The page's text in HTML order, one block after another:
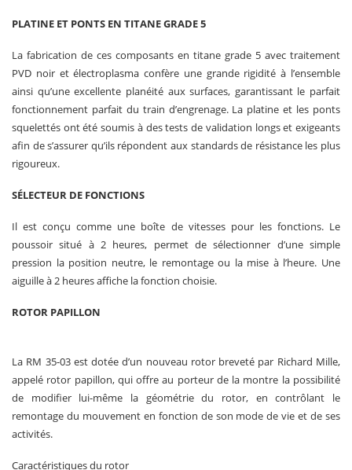
PLATINE ET PONTS EN TITANE GRADE 5
La fabrication de ces composants en titane grade 5 avec traitement
PVD noir et électroplasma confère une grande rigidité à l’ensemble
ainsi qu’une excellente planéité aux surfaces, garantissant le parfait
fonctionnement parfait du train d’engrenage. La platine et les ponts
squelettés ont été soumis à des tests de validation longs et exigeants
afin de s’assurer qu’ils répondent aux standards de résistance les plus
rigoureux.
SÉLECTEUR DE FONCTIONS
Il est conçu comme une boîte de vitesses pour les fonctions. Le
poussoir situé à 2 heures, permet de sélectionner d’une simple
pression la position neutre, le remontage ou la mise à l’heure. Une
aiguille à 2 heures affiche la fonction choisie.
ROTOR PAPILLON
La RM 35-03 est dotée d’un nouveau rotor breveté par Richard Mille,
appelé rotor papillon, qui offre au porteur de la montre la possibilité
de modifier lui-même la géométrie du rotor, en contrôlant le
remontage du mouvement en fonction de son mode de vie et de ses
activités.
Caractéristiques du rotor